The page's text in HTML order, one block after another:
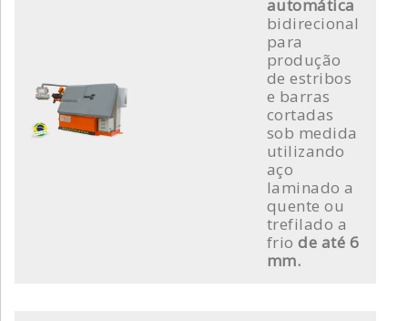
automática
bidirecional
para
produção
de estribos
e barras
cortadas
sob medida
utilizando
aço
laminado a
quente ou
trefilado a
friode até 6
mm.